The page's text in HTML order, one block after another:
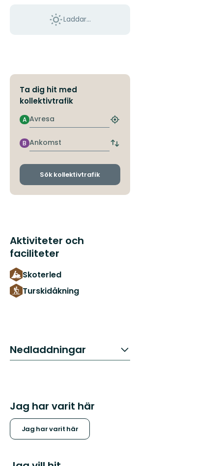
Laddar...
Ta dig hit med
kollektivtrafik
Avresa
A
Hitta
hållplats
Ankomst
B
Byt
och
Sök kollektivtrafik
Aktiviteter och
faciliteter
Skoterled
Turskidåkning
Nedladdningar
Jag har varit här
Jag har varit här